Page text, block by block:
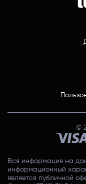
©
Вся информация на
информационный
является публичной